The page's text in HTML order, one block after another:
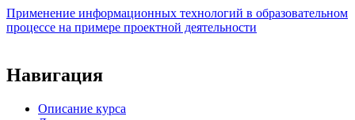
Применение информационных технологий в образовательном
процессе на примере проектной деятельности
Навигация
Описание курса